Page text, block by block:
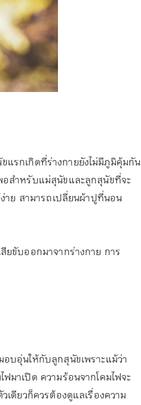
แรกเกิดที่ร่างกายยังไม่มีภูมิคุ้มกัน
อสำหรับแม่สุนัขและลูกสุนัขที่จะ
าย สามารถเปลี่ยนผ้าปูที่นอน
ยขับออกมาจากร่างกาย การ
อบอุ่นให้กับลูกสุนัขเพราะแม้ว่า
าเปิด ความร้อนจากโคมไฟจะ
ดียวก็ควรต้องดูแลเรื่องความ